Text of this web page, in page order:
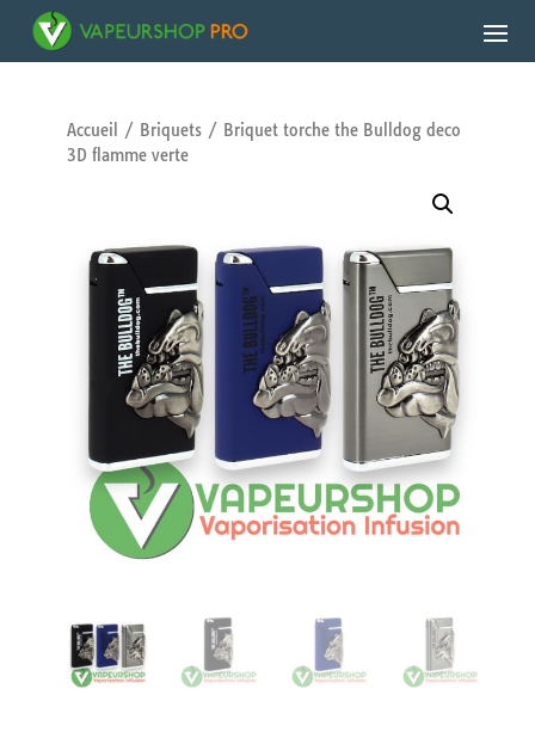
Accueil / Briquets/ Briquet torche the Bulldog deco
3D flamme verte